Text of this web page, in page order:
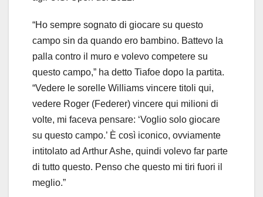
“Ho sempre sognato di giocare su questo
campo sin da quando ero bambino. Battevo la
palla contro il muro e volevo competere su
questo campo,” ha detto Tiafoe dopo la partita.
“Vedere le sorelle Williams vincere titoli qui,
vedere Roger (Federer) vincere qui milioni di
volte, mi faceva pensare: ‘Voglio solo giocare
su questo campo.’ È così iconico, ovviamente
intitolato ad Arthur Ashe, quindi volevo far parte
di tutto questo. Penso che questo mi tiri fuori il
meglio.”